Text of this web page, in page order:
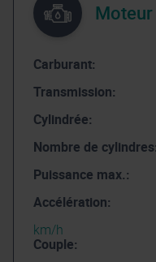
Moteur
Carburant:
Transmission:
Cylindrée:
Nombre de cylindres:
Puissance max.:
Accélération:
km/h
Couple: